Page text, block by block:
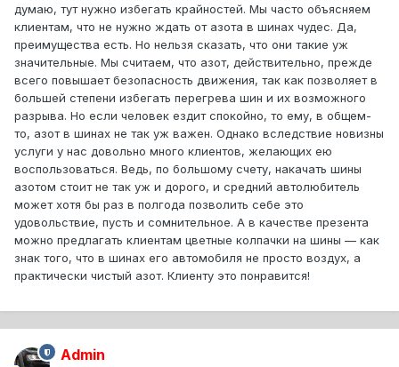
думаю, тут нужно избегать крайностей. Мы часто объясняем
клиентам, что не нужно ждать от азота в шинах чудес. Да,
преимущества есть. Но нельзя сказать, что они такие уж
значительные. Мы считаем, что азот, действительно, прежде
всего повышает безопасность движения, так как позволяет в
большей степени избегать перегрева шин и их возможного
разрыва. Но если человек ездит спокойно, то ему, в общем-
то, азот в шинах не так уж важен. Однако вследствие новизны
услуги у нас довольно много клиентов, желающих ею
воспользоваться. Ведь, по большому счету, накачать шины
азотом стоит не так уж и дорого, и средний автолюбитель
может хотя бы раз в полгода позволить себе это
удовольствие, пусть и сомнительное. А в качестве презента
можно предлагать клиентам цветные колпачки на шины — как
знак того, что в шинах его автомобиля не просто воздух, а
практически чистый азот. Клиенту это понравится!
Admin